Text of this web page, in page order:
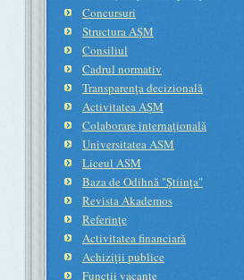
Concursuri
Structura AŞM
Consiliul
Cadrul normativ
Transparenţa decizională
Activitatea AŞM
Colaborare internaţională
Universitatea ASM
Liceul ASM
Baza de Odihnă "Ştiinţa"
Revista Akademos
Referinţe
Activitatea financiară
Achiziţii publice
Funcţii vacante